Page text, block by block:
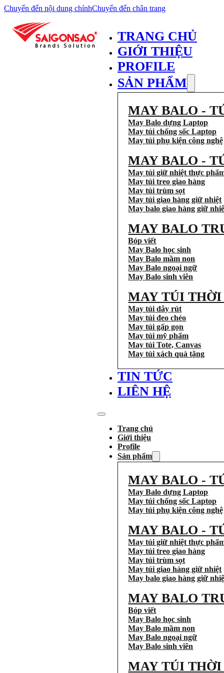
Chuyển đến nội dung chínhChuyển đến chân trang
TRANG CHỦ
GIỚI THIỆU
PROFILE
SẢN PHẨM
MAY BALO -
May Balo dựng Laptop
May túi chống sốc Laptop
May túi phụ kiện công nghệ
MAY BALO -
May túi giữ nhiệt thực
May túi treo giao hàng
May túi trùm sọt
May túi giao hàng giữ nhiệt
May balo giao hàng giữ
MAY BALO
Bóp viết
May Balo học sinh
May Balo mầm non
May Balo ngoại ngữ
May Balo sinh viên
MAY TÚI
May túi dây rút
May túi đeo chéo
May túi gấp gọn
May túi mỹ phẩm
May túi Tote, Canvas
May túi xách quà tặng
TIN TỨC
LIÊN HỆ
Trang chủ
Giới thiệu
Profile
Sản phẩm
MAY BALO -
May Balo dựng Laptop
May túi chống sốc Laptop
May túi phụ kiện công nghệ
MAY BALO -
May túi giữ nhiệt thực
May túi treo giao hàng
May túi trùm sọt
May túi giao hàng giữ nhiệt
May balo giao hàng giữ
MAY BALO
Bóp viết
May Balo học sinh
May Balo mầm non
May Balo ngoại ngữ
May Balo sinh viên
MAY TÚI